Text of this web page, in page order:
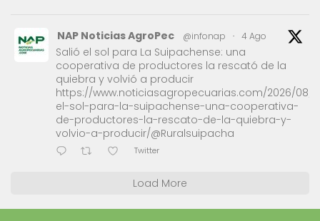
NAP Noticias AgroPec @infonap · 4 Ago
Salió el sol para La Suipachense: una
cooperativa de productores la rescató de la
quiebra y volvió a producir
https://www.noticiasagropecuarias.com/2026/08/
el-sol-para-la-suipachense-una-cooperativa-
de-productores-la-rescato-de-la-quiebra-y-
volvio-a-producir/@Ruralsuipacha
Twitter
Load More